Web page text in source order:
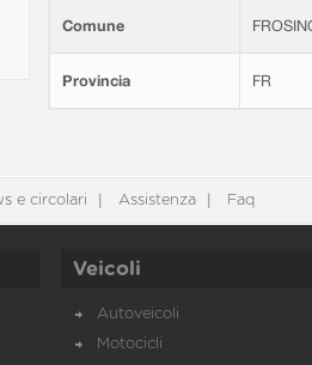
Comune
Provincia FR
e circolari Assistenza Faq
Veicoli
Autoveicoli
Motocicli